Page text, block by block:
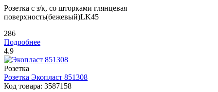
Розетка с з/к, со шторками глянцевая
поверхность(бежевый)LK45
286
Подробнее
4.9
Розетка
Розетка Экопласт 851308
Код товара: 3587158